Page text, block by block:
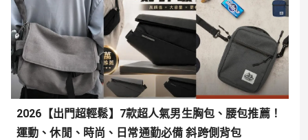
2026【出門超輕鬆】7款超人氣男生胸包、腰包推薦！
運動、休閒、時尚、日常通勤必備 斜跨側背包